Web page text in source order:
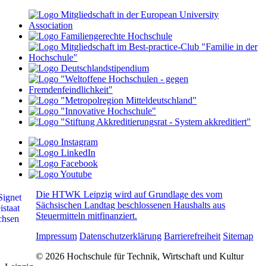
Die HTWK Leipzig wird auf Grundlage des vom
Sächsischen Landtag beschlossenen Haushalts aus
Steuermitteln mitfinanziert.
Impressum Datenschutzerklärung Barrierefreiheit Sitemap
© 2026 Hochschule für Technik, Wirtschaft und Kultur